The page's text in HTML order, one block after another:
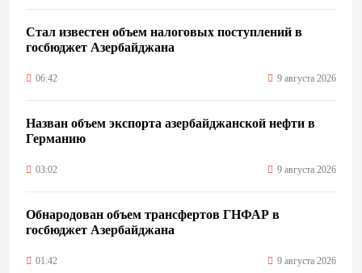
Стал известен объем налоговых поступлений в
госбюджет Азербайджана
06:42 9 августа 2026
Назван объем экспорта азербайджанской нефти в
Германию
03:02 9 августа 2026
Обнародован объем трансфертов ГНФАР в
госбюджет Азербайджана
01:42 9 августа 2026